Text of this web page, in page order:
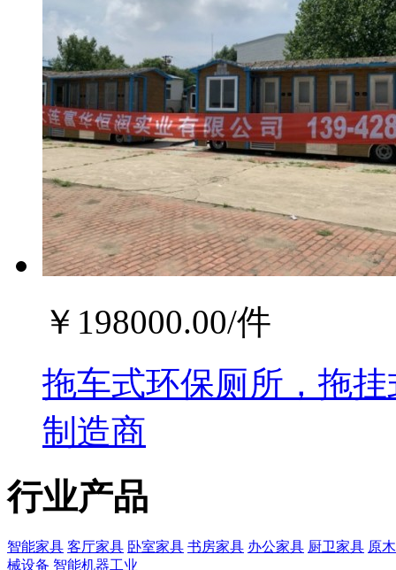
￥ 198000.00/件
拖车式环保厕所，拖
制造商
行业产品
智能家具 客厅家具 卧室家具 书房家具 办公家具 厨卫家具 原
械设备 智能机器工业